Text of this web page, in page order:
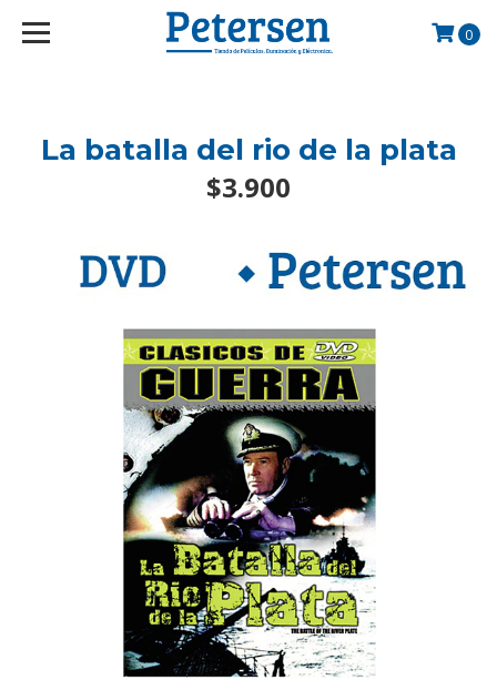
googlef2d1455d5020445a.html
0
La batalla del rio de la plata
$3.900